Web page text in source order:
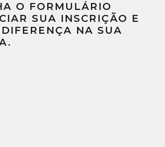
O FORMULÁRIO
SUA INSCRIÇÃO E
NA SUA